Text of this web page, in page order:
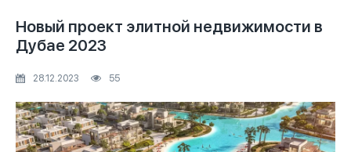
Новый проект элитной недвижимости в
Дубае 2023
28.12.2023 55